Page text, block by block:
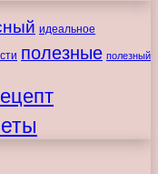
идеальное
полезные полезный